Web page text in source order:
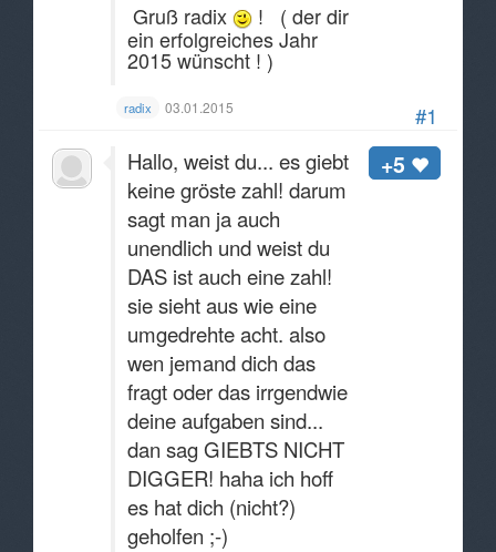
#1
Gruß radix
! ( der dir
ein erfolgreiches Jahr
2015 wünscht ! )
radix 03.01.2015
+5
Hallo, weist du... es giebt
keine gröste zahl! darum
sagt man ja auch
unendlich und weist du
DAS ist auch eine zahl!
sie sieht aus wie eine
umgedrehte acht. also
wen jemand dich das
fragt oder das irrgendwie
deine aufgaben sind...
dan sag GIEBTS NICHT
DIGGER! haha ich hoff
es hat dich (nicht?)
geholfen ;-)